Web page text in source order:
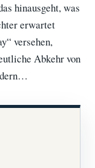
hinausgeht, was
erwartet
versehen,
Abkehr von